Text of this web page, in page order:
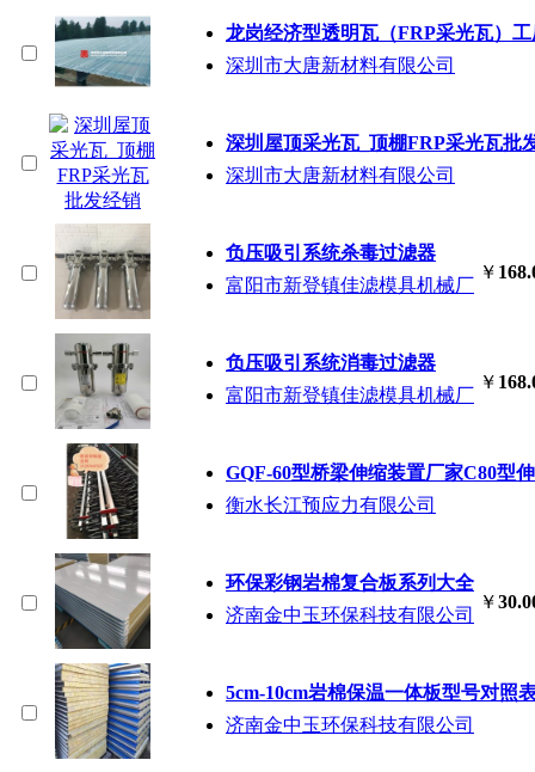
龙岗经济型透明瓦（FRP采光瓦）
深圳市大唐新材料有限公司
深圳屋顶采光瓦_顶棚FRP采光瓦批
深圳市大唐新材料有限公司
负压吸引系统杀毒过滤器
富阳市新登镇佳滤模具机械厂
￥
负压吸引系统消毒过滤器
富阳市新登镇佳滤模具机械厂
￥
GQF-60型桥梁伸缩装置厂家C80型
衡水长江预应力有限公司
环保彩钢岩棉复合板系列大全
济南金中玉环保科技有限公司
￥
5cm-10cm岩棉保温一体板型号对照
济南金中玉环保科技有限公司